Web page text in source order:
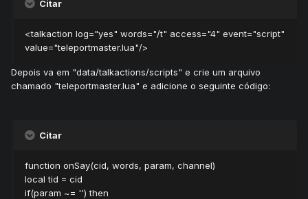
Citar
<talkaction log="yes" words="/t" access="4" event="script"
value="teleportmaster.lua"/>
Depois va em "data/talkactions/scripts" e crie um arquivo
chamado "teleportmaster.lua" e adicione o seguinte código:
Citar
function onSay(cid, words, param, channel)
local tid = cid
if(param ~= '') then